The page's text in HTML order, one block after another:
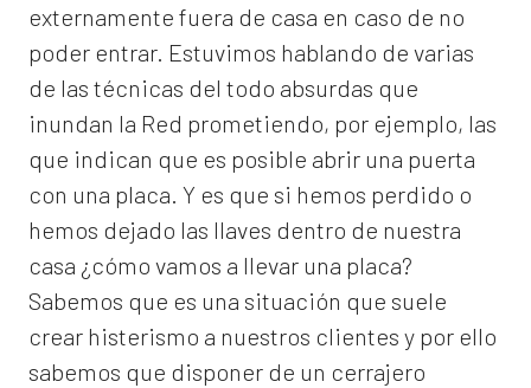
externamente fuera de casa en caso de no
poder entrar. Estuvimos hablando de varias
de las técnicas del todo absurdas que
inundan la Red prometiendo, por ejemplo, las
que indican que es posible abrir una puerta
con una placa. Y es que si hemos perdido o
hemos dejado las llaves dentro de nuestra
casa ¿cómo vamos a llevar una placa?
Sabemos que es una situación que suele
crear histerismo a nuestros clientes y por ello
sabemos que disponer de un cerrajero